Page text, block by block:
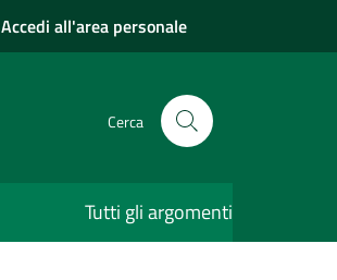
Accedi all'area personale
Cerca
Tutti gli argomenti